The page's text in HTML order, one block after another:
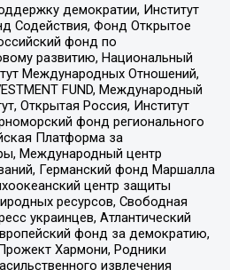
демократии, Институт
Содействия, Фонд Открытое
фонд по
развитию, Национальный
Международных Отношений,
FUND, Международный
Открытая Россия, Институт
фонд регионального
Платформа за
Международный центр
Германский фонд Маршалла
центр защиты
ресурсов, Свободная
украинцев, Атлантический
фонд за демократию,
Хармони, Родники
извлечения